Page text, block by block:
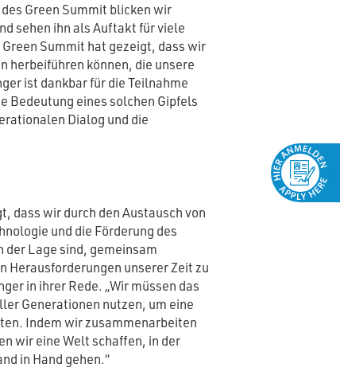
Green Summit blicken wir
sehen ihn als Auftakt für viele
Summit hat gezeigt, dass wir
herbeiführen können, die unsere
ist dankbar für die Teilnahme
Bedeutung eines solchen Gipfels
Dialog und die
dass wir durch den Austausch von
und die Förderung des
Lage sind, gemeinsam
Herausforderungen unserer Zeit zu
in ihrer Rede. „Wir müssen das
Generationen nutzen, um eine
Indem wir zusammenarbeiten
wir eine Welt schaffen, in der
in Hand gehen.“